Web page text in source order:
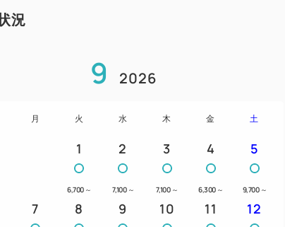
山市駅より700ｍ徒歩10分
、アドベンチャーワールド…車で90分
役所・・・徒歩5分
「ふくろうの湯」・・・徒歩10分
民会館・・・車で5分
況
9 2026
月 火 水 木 金 土
1
6,700 ～
2
7,100 ～
3
7,100 ～
4
6,300 ～
5
9,700 ～
7 8 9 10 11 12